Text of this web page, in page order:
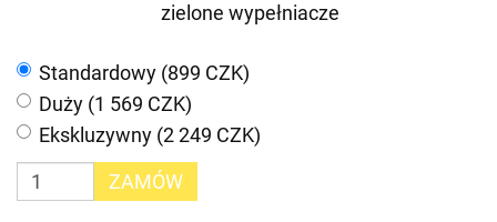
zielone wypełniacze
Standardowy (899 CZK)
Duży (1 569 CZK)
Ekskluzywny (2 249 CZK)
ZAMÓW